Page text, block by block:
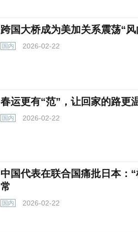
跨国大桥成为美加关系震荡“
国内 2026-02-22
春运更有“范”，让回家的路更
国内 2026-02-22
中国代表在联合国痛批日本：
常
国内 2026-02-22